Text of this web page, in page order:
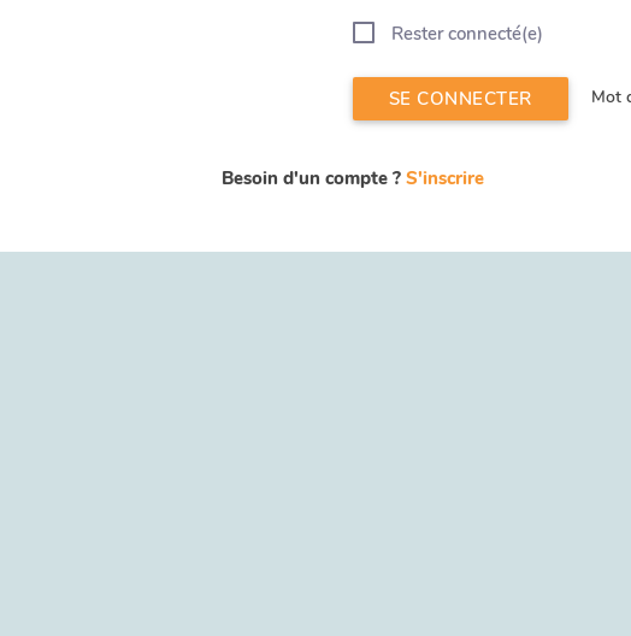
Rester connecté(e)
SE CONNECTER Mot
Besoin d'un compte ? S'inscrire